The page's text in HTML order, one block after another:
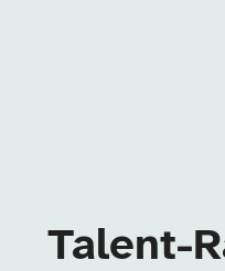
Talent-